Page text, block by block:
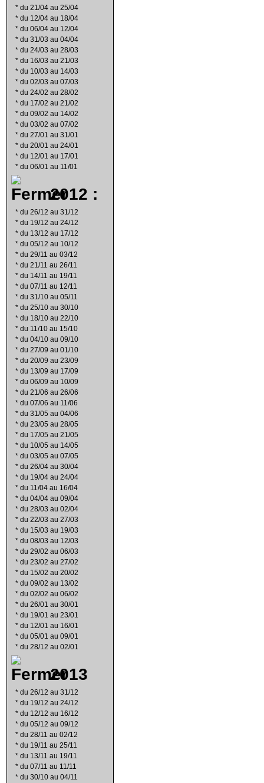
* du 21/04 au 25/04
* du 12/04 au 18/04
* du 06/04 au 12/04
* du 31/03 au 04/04
* du 24/03 au 28/03
* du 16/03 au 21/03
* du 10/03 au 14/03
* du 02/03 au 07/03
* du 24/02 au 28/02
* du 17/02 au 21/02
* du 09/02 au 14/02
* du 03/02 au 07/02
* du 27/01 au 31/01
* du 20/01 au 24/01
* du 12/01 au 17/01
* du 06/01 au 11/01
2012 :
* du 26/12 au 31/12
* du 19/12 au 24/12
* du 13/12 au 17/12
* du 05/12 au 10/12
* du 29/11 au 03/12
* du 21/11 au 26/11
* du 14/11 au 19/11
* du 07/11 au 12/11
* du 31/10 au 05/11
* du 25/10 au 30/10
* du 18/10 au 22/10
* du 11/10 au 15/10
* du 04/10 au 09/10
* du 27/09 au 01/10
* du 20/09 au 23/09
* du 13/09 au 17/09
* du 06/09 au 10/09
* du 21/06 au 26/06
* du 07/06 au 11/06
* du 31/05 au 04/06
* du 23/05 au 28/05
* du 17/05 au 21/05
* du 10/05 au 14/05
* du 03/05 au 07/05
* du 26/04 au 30/04
* du 19/04 au 24/04
* du 11/04 au 16/04
* du 04/04 au 09/04
* du 28/03 au 02/04
* du 22/03 au 27/03
* du 15/03 au 19/03
* du 08/03 au 12/03
* du 29/02 au 06/03
* du 23/02 au 27/02
* du 15/02 au 20/02
* du 09/02 au 13/02
* du 02/02 au 06/02
* du 26/01 au 30/01
* du 19/01 au 23/01
* du 12/01 au 16/01
* du 05/01 au 09/01
* du 28/12 au 02/01
2013
* du 26/12 au 31/12
* du 19/12 au 24/12
* du 12/12 au 16/12
* du 05/12 au 09/12
* du 28/11 au 02/12
* du 19/11 au 25/11
* du 13/11 au 19/11
* du 07/11 au 11/11
* du 30/10 au 04/11